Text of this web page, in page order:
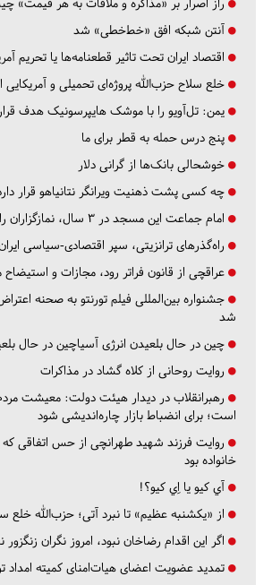
آنتن شبکه افق «خط‌خطی» شد
اقتصاد ایران تحت تاثیر قطعنامه‌ها یا تحریم‌
خلع سلاح حزب‌الله پروژه‌ای تحمیلی و
یمن: تل‌آویو را با موشک هایپرسونیک هدف
پنج درس‌ حمله به قطر برای ما
خوشحالی بانک‌ها از گرانی دلار
چه کسی پشت ذهنیت ویرانگر نتانیاهو قرار
امام جماعت این مسجد در ۳ سال، نمازگزاران را ۴ برابر کرد
راه‌گذرهای ترانزیتی، سپر اقتصادی-سیاسی
عراقچی از قانون فراتر رود، مجازات و
جشنواره بین‌المللی فیلم تورنتو به صحنه
شد
چین در حال بلعیدن انرژی آسیاچین در حال
روایت روحانی از کلاه گشاد در مذاکرات
رهبرانقلاب در دیدار هیئت دولت: معیشت
است؛ برای انضباط بازار چاره‌اندیشی شود
روایت فرزند شهید طهرانچی از حس اتفاقی
خانواده بود
آي كيو يا اِي كيو؟!
از «یکشنبه عظیم» تا نبرد آتی؛ حزب‌الله خلع
اگر این اقدام رضاخان نبود، امروز نگران زنگزور
تمدید عضویت اعضای هیات‌امنای کمیته امداد